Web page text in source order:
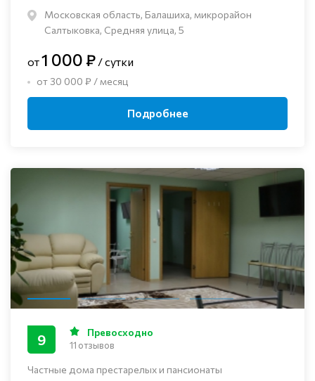
Московская область, Балашиха, микрорайон
Салтыковка, Средняя улица, 5
от1 000 ₽ / сутки
от 30 000 ₽ / месяц
Подробнее
Частные дома престарелых и пансионаты
9 Превосходно
11 отзывов